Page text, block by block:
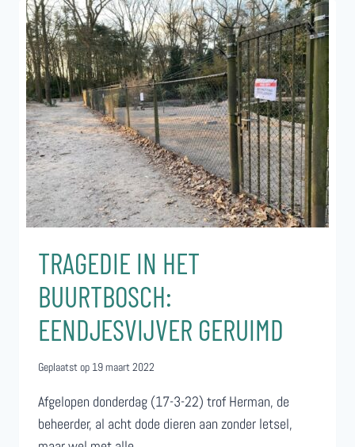
EEN
MYSTERIE!
TRAGEDIE IN HET
BUURTBOSCH:
EENDJESVIJVER GERUIMD
Geplaatst op 19 maart 2022
Afgelopen donderdag (17-3-22) trof Herman, de
beheerder, al acht dode dieren aan zonder letsel,